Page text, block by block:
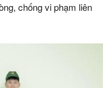
chống vi phạm liên